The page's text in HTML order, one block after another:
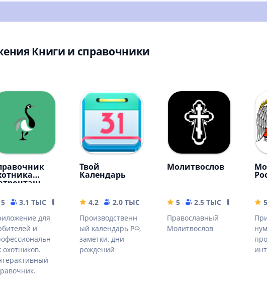
Книги и справочники
MB
5 3.1 ТЫС
59.28 MB
для
и
охотников.
Твой
Календарь
4.2 2.0 ТЫС
5.14 MB
Производственн
ый календарь РФ,
заметки, дни
рождений
Молитвослов
5 2.5 ТЫС
441.95 MB
Православный
Молитвослов
5